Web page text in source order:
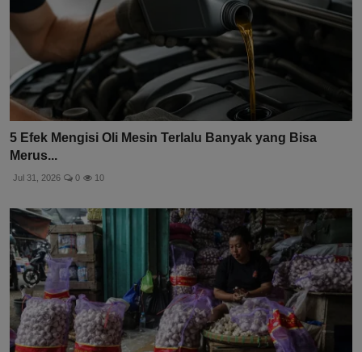
5 Efek Mengisi Oli Mesin Terlalu Banyak yang Bisa
Merus...
Jul 31, 2026 0 10